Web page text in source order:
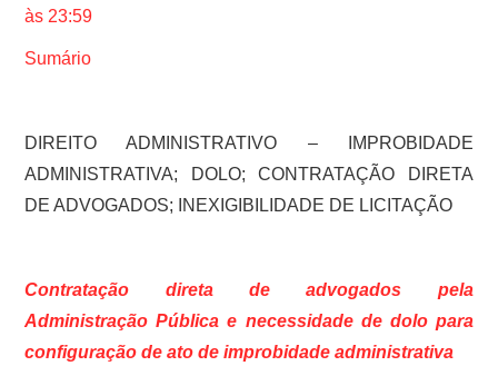
às 23:59
Sumário
DIREITO ADMINISTRATIVO – IMPROBIDADE
ADMINISTRATIVA; DOLO; CONTRATAÇÃO DIRETA
DE ADVOGADOS; INEXIGIBILIDADE DE LICITAÇÃO
Contratação direta de advogados pela
Administração Pública e necessidade de dolo para
configuração de ato de improbidade administrativa